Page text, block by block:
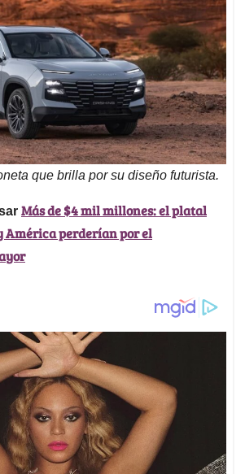
que brilla por su diseño futurista.
Más de $4 mil millones: el platal
América perderían por el